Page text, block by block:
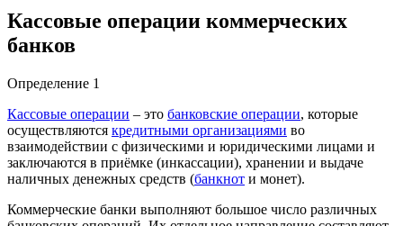
Кассовые операции коммерческих
банков
Определение 1
Кассовые операции – это банковские операции, которые
осуществляются кредитными организациями во
взаимодействии с физическими и юридическими лицами и
заключаются в приёмке (инкассации), хранении и выдаче
наличных денежных средств (банкнот и монет).
Коммерческие банки выполняют большое число различных